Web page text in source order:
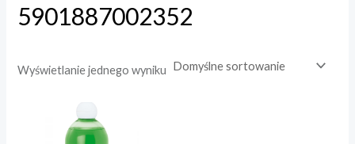
5901887002352
Wyświetlanie jednego wyniku